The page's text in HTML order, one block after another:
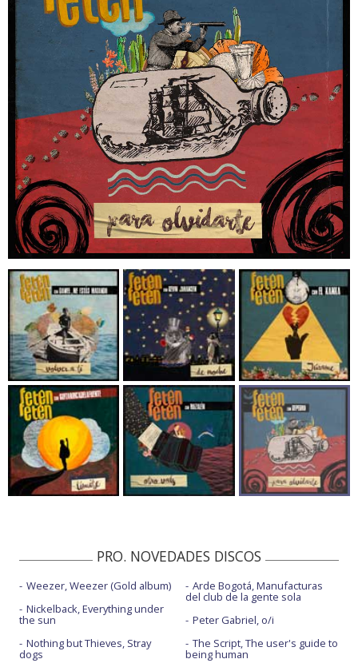
PRO. NOVEDADES DISCOS
Weezer, Weezer (Gold album)
Nickelback, Everything under
the sun
Nothing but Thieves, Stray
dogs
Arde Bogotá, Manufacturas
del club de la gente sola
Peter Gabriel, o/i
The Script, The user's guide to
being human